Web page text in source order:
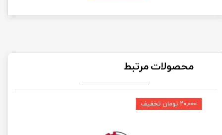
محصولات مرتبط
۲۰,۰۰۰ تومان تخفیف